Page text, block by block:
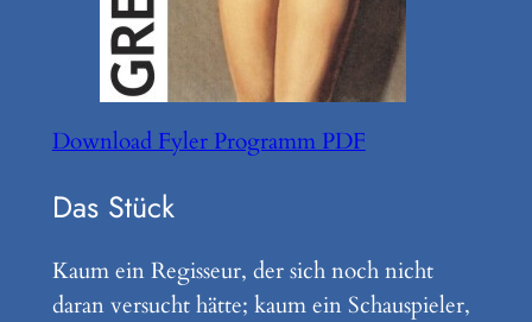
Download Fyler Programm PDF
Das Stück
Kaum ein Regisseur, der sich noch nicht
daran versucht hätte; kaum ein Schauspieler,